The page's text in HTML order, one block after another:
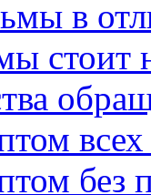
в
стоит
без